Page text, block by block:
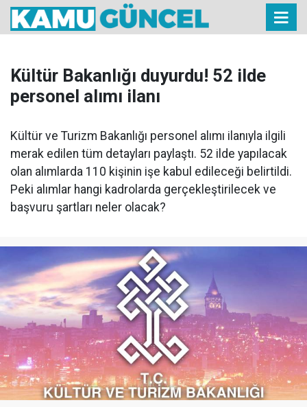
Kültür Bakanlığı duyurdu! 52 ilde
personel alımı ilanı
Kültür ve Turizm Bakanlığı personel alımı ilanıyla ilgili
merak edilen tüm detayları paylaştı. 52 ilde yapılacak
olan alımlarda 110 kişinin işe kabul edileceği belirtildi.
Peki alımlar hangi kadrolarda gerçekleştirilecek ve
başvuru şartları neler olacak?